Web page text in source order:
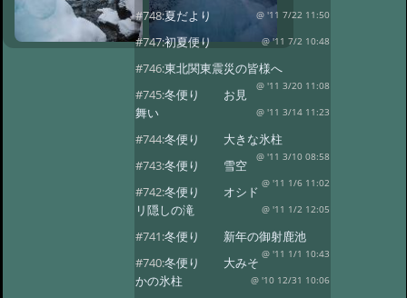
#748:夏だより @ '11 7/22 11:50
#747:初夏便り @ '11 7/2 10:48
#746:東北関東震災の皆様へ
@ '11 3/20 11:08
#745:冬便り お見
舞い
@ '11 3/14 11:23
#744:冬便り 大きな氷柱
@ '11 3/10 08:58
#743:冬便り 雪空
@ '11 1/6 11:02
#742:冬便り オシド
リ隠しの滝
@ '11 1/2 12:05
#741:冬便り 新年の御射鹿池
@ '11 1/1 10:43
#740:冬便り 大みそ
かの氷柱
@ '10 12/31 10:06